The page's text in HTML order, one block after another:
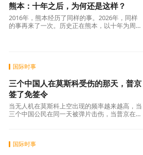
熊本：十年之后，为何还是这样？
2016年，熊本经历了同样的事。2026年，同样
的事再来了一次。历史正在熊本，以十年为周期
国际时事
三个中国人在莫斯科受伤的那天，普京
签了免签令
当无人机在莫斯科上空出现的频率越来越高，当
三个中国公民在同一天被弹片击伤，当普京在同
任何人，也不否定任何政策。它只是问给每一个
国际时事